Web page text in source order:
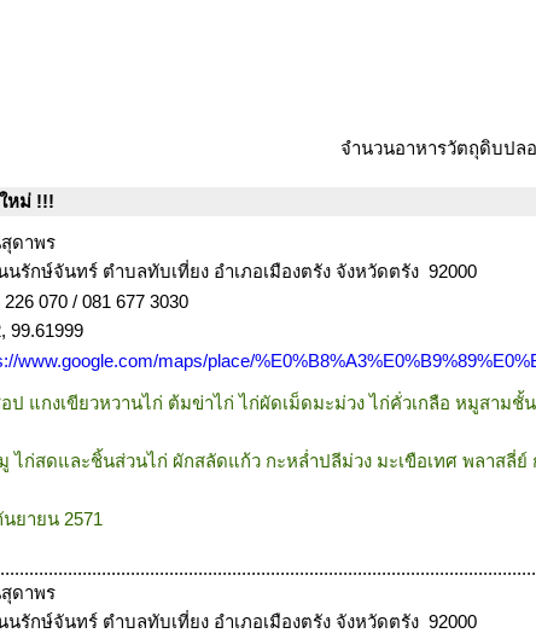
จำนวนอาหารวัตถุดิบปล
หม่ !!!
ดาพร
นรักษ์จันทร์ ตำบลทับเที่ยง อำเภอเมืองตรัง จังหวัดตรัง 92000
226 070 / 081 677 3030
99.61999
www.google.com/maps/place/
แกงเขียวหวานไก่ ต้มข่าไก่ ไก่ผัดเม็ดมะม่วง ไก่คั่วเกลือ หมูสาม
ก่สดและชิ้นส่วนไก่ ผักสลัดแก้ว กะหล่ำปลีม่วง มะเขือเทศ พลาสลี่
ยายน 2571
ดาพร
นรักษ์จันทร์ ตำบลทับเที่ยง อำเภอเมืองตรัง จังหวัดตรัง 92000